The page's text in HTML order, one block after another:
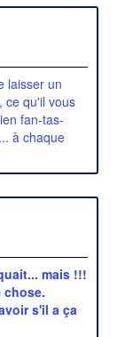
laisser un
ce qu'il vous
fan-tas-
à chaque
mais !!!
chose.
s'il a ça